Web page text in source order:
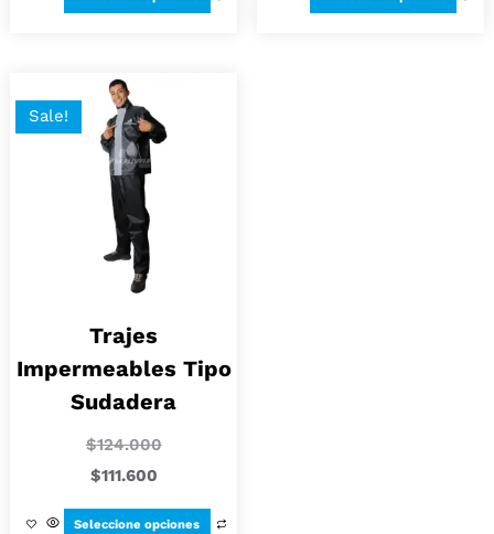
Sale!
Trajes
Impermeables Tipo
Sudadera
$124.000
$111.600
Seleccione opciones